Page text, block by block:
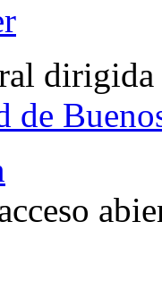
dirigida
de